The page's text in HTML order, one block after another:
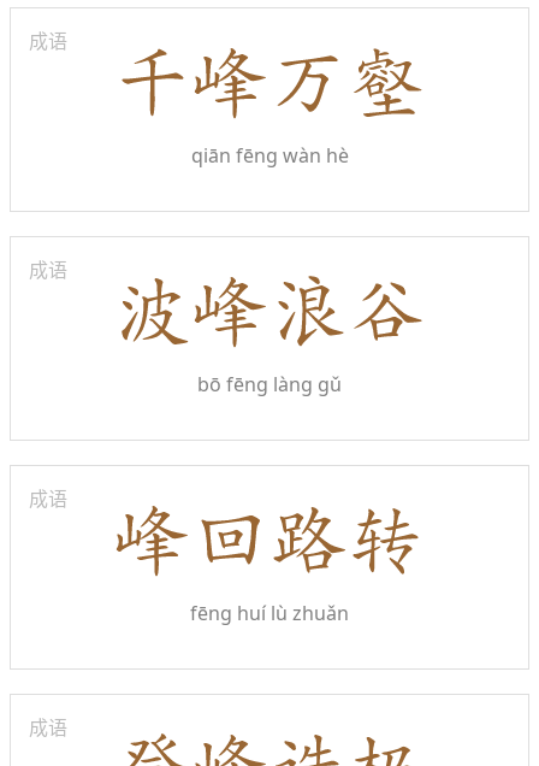
成语
qiān fēng wàn hè
成语
bō fēng làng gǔ
成语
fēng huí lù zhuǎn
成语